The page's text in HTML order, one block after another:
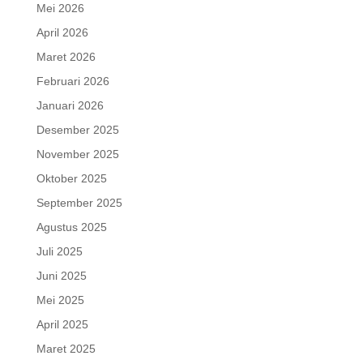
Mei 2026
April 2026
Maret 2026
Februari 2026
Januari 2026
Desember 2025
November 2025
Oktober 2025
September 2025
Agustus 2025
Juli 2025
Juni 2025
Mei 2025
April 2025
Maret 2025